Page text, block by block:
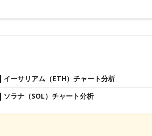
イーサリアム（ETH）チャート分析
ソラナ（SOL）チャート分析